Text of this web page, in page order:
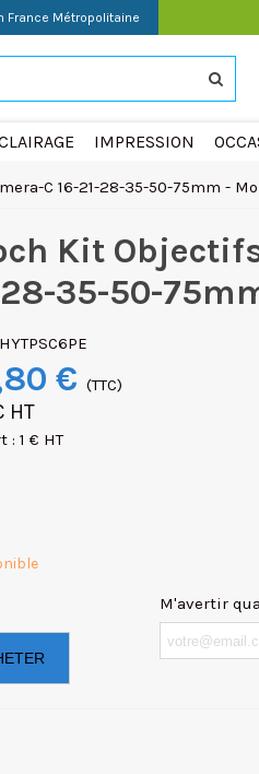
France Métropolitaine
IMPRESSION
C 16-21-28-35-50-75mm -
Kit
28-35-50-
€ (TTC)
HT
: 1 € HT
M'avertir